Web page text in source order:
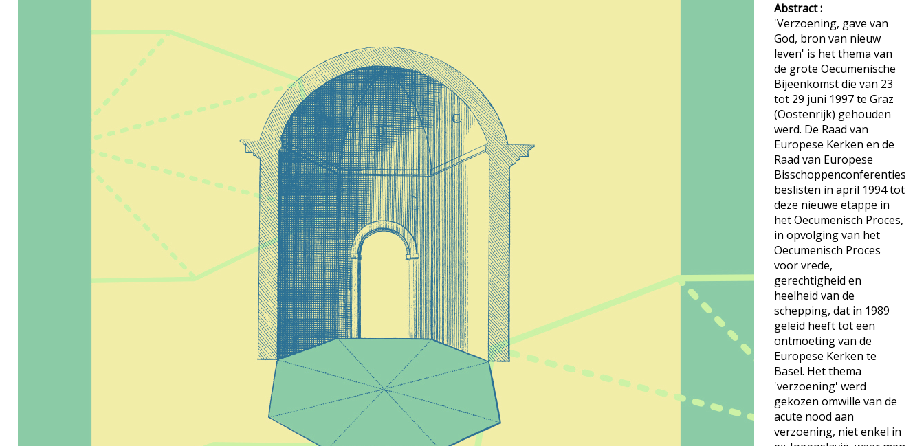
Abstract :
'Verzoening, gave van
God, bron van nieuw
leven' is het thema van
de grote Oecumenische
Bijeenkomst die van 23
tot 29 juni 1997 te Graz
(Oostenrijk) gehouden
werd. De Raad van
Europese Kerken en de
Raad van Europese
Bisschoppenconferenties
beslisten in april 1994 tot
deze nieuwe etappe in
het Oecumenisch Proces,
in opvolging van het
Oecumenisch Proces
voor vrede,
gerechtigheid en
heelheid van de
schepping, dat in 1989
geleid heeft tot een
ontmoeting van de
Europese Kerken te
Basel. Het thema
'verzoening' werd
gekozen omwille van de
acute nood aan
verzoening, niet enkel in